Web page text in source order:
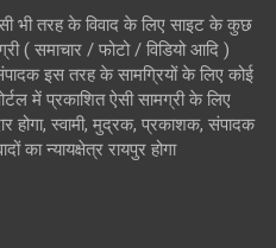
भी तरह के विवाद के लिए साइट के कुछ
( समाचार / फोटो / विडियो आदि )
इस तरह के सामग्रियों के लिए कोई
में प्रकाशित ऐसी सामग्री के लिए
होगा, स्वामी, मुद्रक, प्रकाशक, संपादक
का न्यायक्षेत्र रायपुर होगा